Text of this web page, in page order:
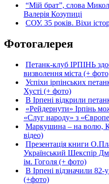
“Мій брат”, слова
Валерія Козупиці
СОУ. 35 років. Віхи
Фотогалерея
Петанк-клуб ІРПІНЬ
визволення міста (+
Успіхи ірпінських
Хусті (+ фото)
В Ірпені відкрили
«Рейдернути» Ірпінь
«Слуг народу» з
Маркушина – на волю,
відео)
Презентація книги
Український Шекспір
ім. Гоголя (+ фото)
В Ірпені відзначили
(+фото)